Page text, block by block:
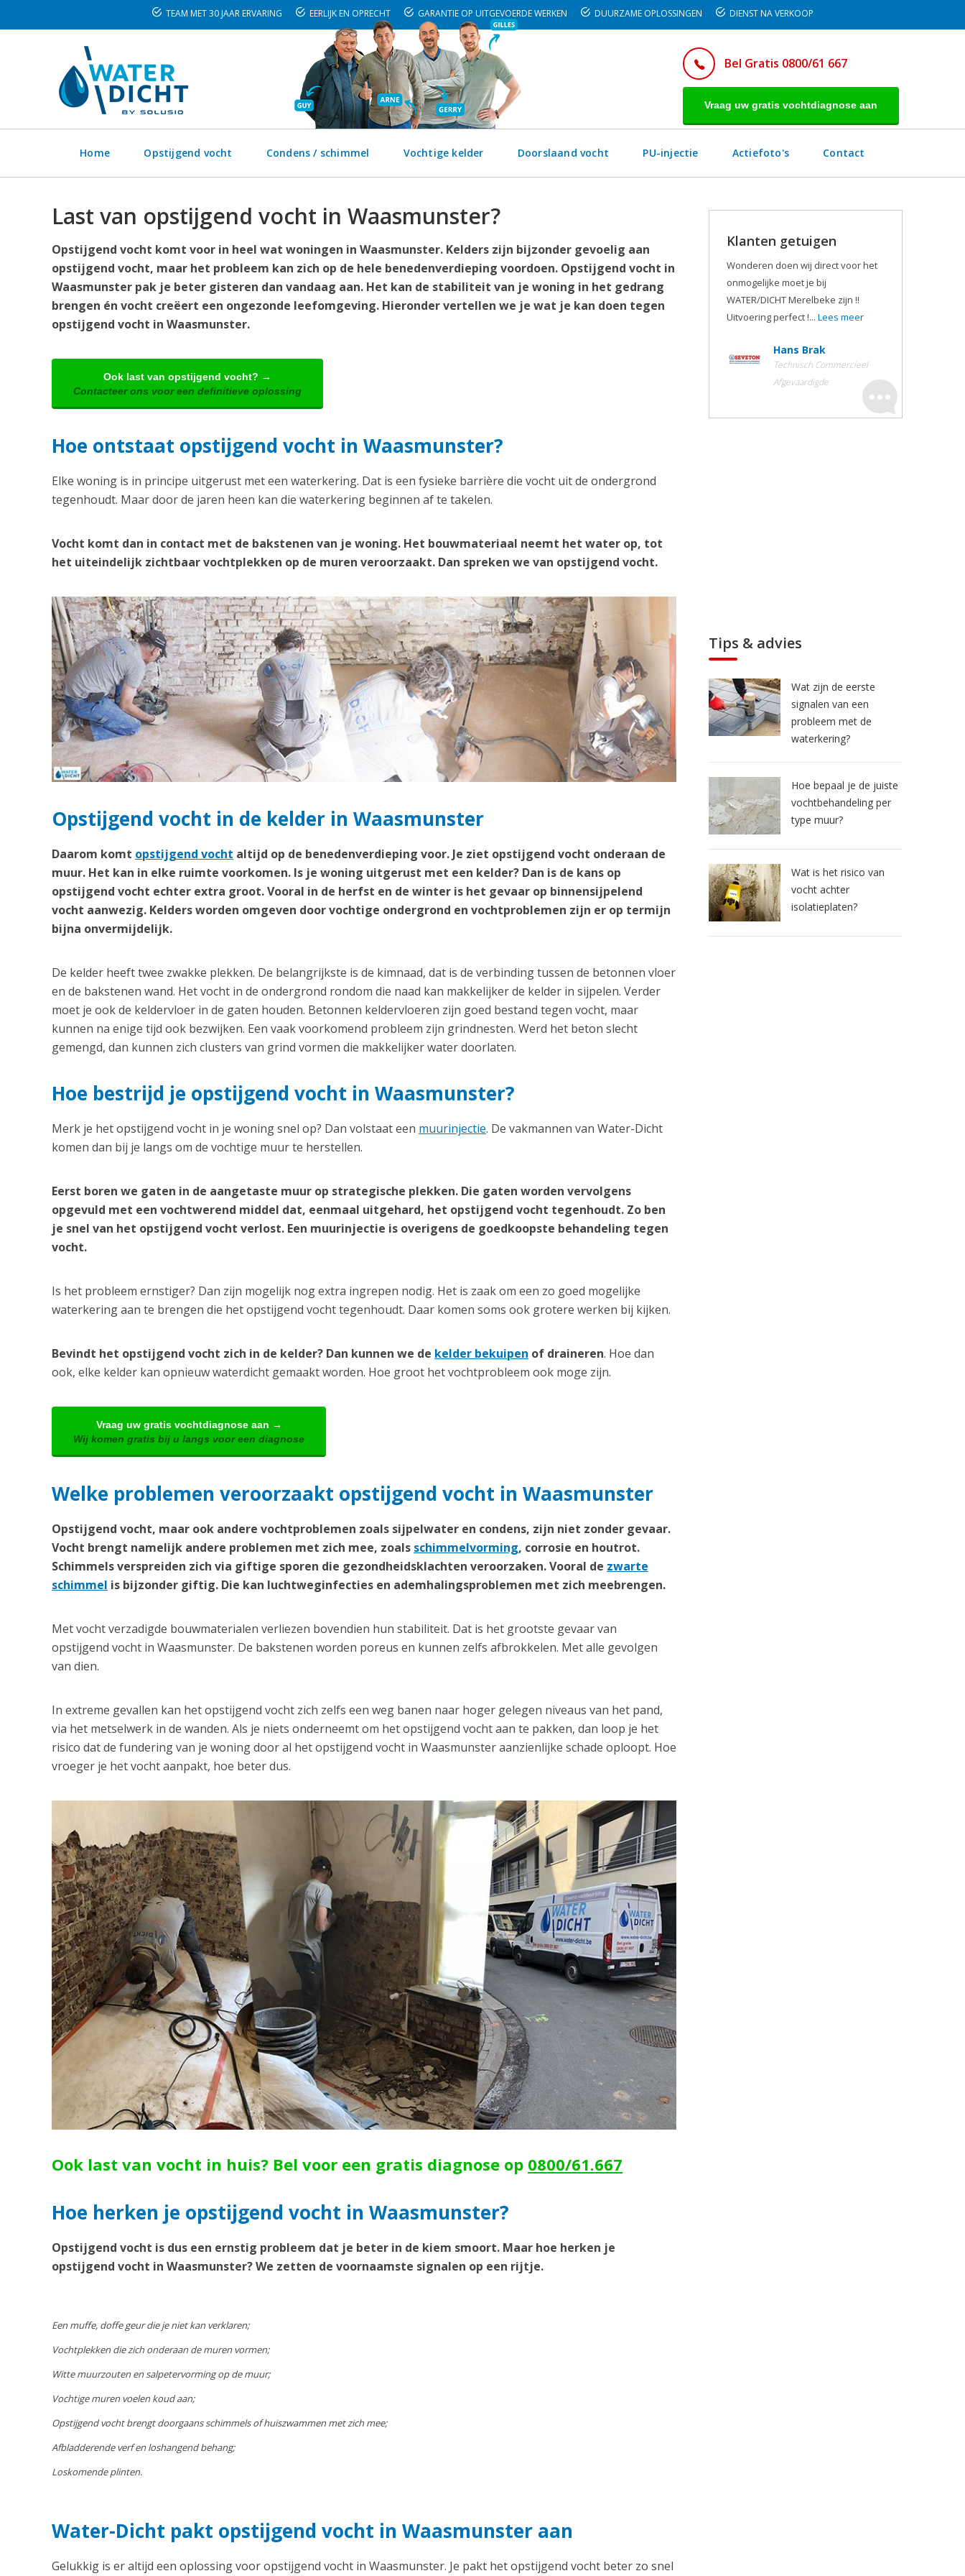
TEAM MET 30 JAAR ERVARING EERLIJK EN OPRECHT GARANTIE OP UITGEVOERDE WERKEN DUURZAME OPLOSSINGEN DIENST NA VERKOOP
Bel Gratis 0800/61 667
Vraag uw gratis vochtdiagnose aan
Home Opstijgend vocht Condens / schimmel Vochtige kelder Doorslaand vocht PU-injectie Actiefoto's Contact
Last van opstijgend vocht in Waasmunster?
Opstijgend vocht komt voor in heel wat woningen in Waasmunster. Kelders zijn bijzonder gevoelig aan
opstijgend vocht, maar het probleem kan zich op de hele benedenverdieping voordoen. Opstijgend vocht in
Waasmunster pak je beter gisteren dan vandaag aan. Het kan de stabiliteit van je woning in het gedrang
brengen én vocht creëert een ongezonde leefomgeving. Hieronder vertellen we je wat je kan doen tegen
opstijgend vocht in Waasmunster.
Ook last van opstijgend vocht? →
Contacteer ons voor een definitieve oplossing
Hoe ontstaat opstijgend vocht in Waasmunster?
Elke woning is in principe uitgerust met een waterkering. Dat is een fysieke barrière die vocht uit de ondergrond
tegenhoudt. Maar door de jaren heen kan die waterkering beginnen af te takelen.
Vocht komt dan in contact met de bakstenen van je woning. Het bouwmateriaal neemt het water op, tot
het uiteindelijk zichtbaar vochtplekken op de muren veroorzaakt. Dan spreken we van opstijgend vocht.
Opstijgend vocht in de kelder in Waasmunster
Daarom komt opstijgend vocht altijd op de benedenverdieping voor. Je ziet opstijgend vocht onderaan de
muur. Het kan in elke ruimte voorkomen. Is je woning uitgerust met een kelder? Dan is de kans op
opstijgend vocht echter extra groot. Vooral in de herfst en de winter is het gevaar op binnensijpelend
vocht aanwezig. Kelders worden omgeven door vochtige ondergrond en vochtproblemen zijn er op termijn
bijna onvermijdelijk.
De kelder heeft twee zwakke plekken. De belangrijkste is de kimnaad, dat is de verbinding tussen de betonnen vloer
en de bakstenen wand. Het vocht in de ondergrond rondom die naad kan makkelijker de kelder in sijpelen. Verder
moet je ook de keldervloer in de gaten houden. Betonnen keldervloeren zijn goed bestand tegen vocht, maar
kunnen na enige tijd ook bezwijken. Een vaak voorkomend probleem zijn grindnesten. Werd het beton slecht
gemengd, dan kunnen zich clusters van grind vormen die makkelijker water doorlaten.
Hoe bestrijd je opstijgend vocht in Waasmunster?
Merk je het opstijgend vocht in je woning snel op? Dan volstaat een muurinjectie. De vakmannen van Water-Dicht
komen dan bij je langs om de vochtige muur te herstellen.
Eerst boren we gaten in de aangetaste muur op strategische plekken. Die gaten worden vervolgens
opgevuld met een vochtwerend middel dat, eenmaal uitgehard, het opstijgend vocht tegenhoudt. Zo ben
je snel van het opstijgend vocht verlost. Een muurinjectie is overigens de goedkoopste behandeling tegen
vocht.
Is het probleem ernstiger? Dan zijn mogelijk nog extra ingrepen nodig. Het is zaak om een zo goed mogelijke
waterkering aan te brengen die het opstijgend vocht tegenhoudt. Daar komen soms ook grotere werken bij kijken.
Bevindt het opstijgend vocht zich in de kelder? Dan kunnen we de kelder bekuipen of draineren. Hoe dan
ook, elke kelder kan opnieuw waterdicht gemaakt worden. Hoe groot het vochtprobleem ook moge zijn.
Vraag uw gratis vochtdiagnose aan →
Wij komen gratis bij u langs voor een diagnose
Welke problemen veroorzaakt opstijgend vocht in Waasmunster
Opstijgend vocht, maar ook andere vochtproblemen zoals sijpelwater en condens, zijn niet zonder gevaar.
Vocht brengt namelijk andere problemen met zich mee, zoals schimmelvorming, corrosie en houtrot.
Schimmels verspreiden zich via giftige sporen die gezondheidsklachten veroorzaken. Vooral de zwarte
schimmel is bijzonder giftig. Die kan luchtweginfecties en ademhalingsproblemen met zich meebrengen.
Met vocht verzadigde bouwmaterialen verliezen bovendien hun stabiliteit. Dat is het grootste gevaar van
opstijgend vocht in Waasmunster. De bakstenen worden poreus en kunnen zelfs afbrokkelen. Met alle gevolgen
van dien.
In extreme gevallen kan het opstijgend vocht zich zelfs een weg banen naar hoger gelegen niveaus van het pand,
via het metselwerk in de wanden. Als je niets onderneemt om het opstijgend vocht aan te pakken, dan loop je het
risico dat de fundering van je woning door al het opstijgend vocht in Waasmunster aanzienlijke schade oploopt. Hoe
vroeger je het vocht aanpakt, hoe beter dus.
Ook last van vocht in huis? Bel voor een gratis diagnose op 0800/61.667
Hoe herken je opstijgend vocht in Waasmunster?
Opstijgend vocht is dus een ernstig probleem dat je beter in de kiem smoort. Maar hoe herken je
opstijgend vocht in Waasmunster? We zetten de voornaamste signalen op een rijtje.
Een muffe, doffe geur die je niet kan verklaren;
Vochtplekken die zich onderaan de muren vormen;
Witte muurzouten en salpetervorming op de muur;
Vochtige muren voelen koud aan;
Opstijgend vocht brengt doorgaans schimmels of huiszwammen met zich mee;
Afbladderende verf en loshangend behang;
Loskomende plinten.
Water-Dicht pakt opstijgend vocht in Waasmunster aan
Gelukkig is er altijd een oplossing voor opstijgend vocht in Waasmunster. Je pakt het opstijgend vocht beter zo snel
Klanten getuigen
Wonderen doen wij direct voor het
onmogelijke moet je bij
WATER/DICHT Merelbeke zijn !!
Uitvoering perfect !... Lees meer
Hans Brak
Technisch Commercieel
Afgevaardigde
Tips & advies
Wat zijn de eerste
signalen van een
probleem met de
waterkering?
Hoe bepaal je de juiste
vochtbehandeling per
type muur?
Wat is het risico van
vocht achter
isolatieplaten?